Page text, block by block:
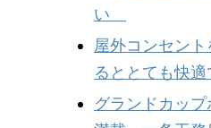
い
屋外コンセン
るととても快適
グランドカッ